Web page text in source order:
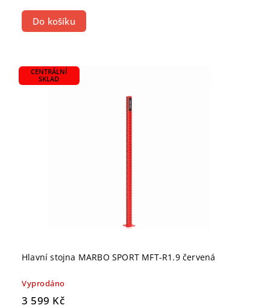
Do košíku
CENTRÁLNÍ
SKLAD
Hlavní stojna MARBO SPORT MFT-R1.9 červená
Vyprodáno
3 599 Kč